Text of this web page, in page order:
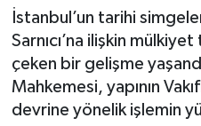
İstanbul’un tarihi
Sarnıcı’na ilişkin
çeken bir gelişme
Mahkemesi, yapının
devrine yönelik işlemin
Diğer
Dünya
Eğitim
Tüm Manşetler
Son Dakika Haberleri
Haber Arşivi